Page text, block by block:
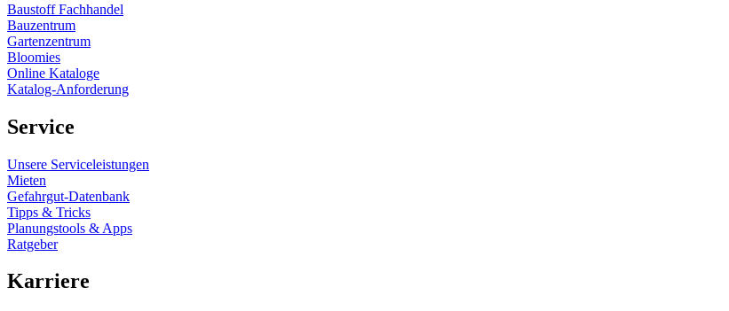
Baustoff Fachhandel
Bauzentrum
Gartenzentrum
Bloomies
Online Kataloge
Katalog-Anforderung
Service
Unsere Serviceleistungen
Mieten
Gefahrgut-Datenbank
Tipps & Tricks
Planungstools & Apps
Ratgeber
Karriere